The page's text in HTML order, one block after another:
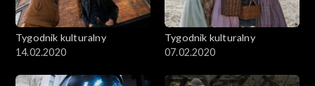
Tygodnik kulturalny
14.02.2020
Tygodnik kulturalny
07.02.2020